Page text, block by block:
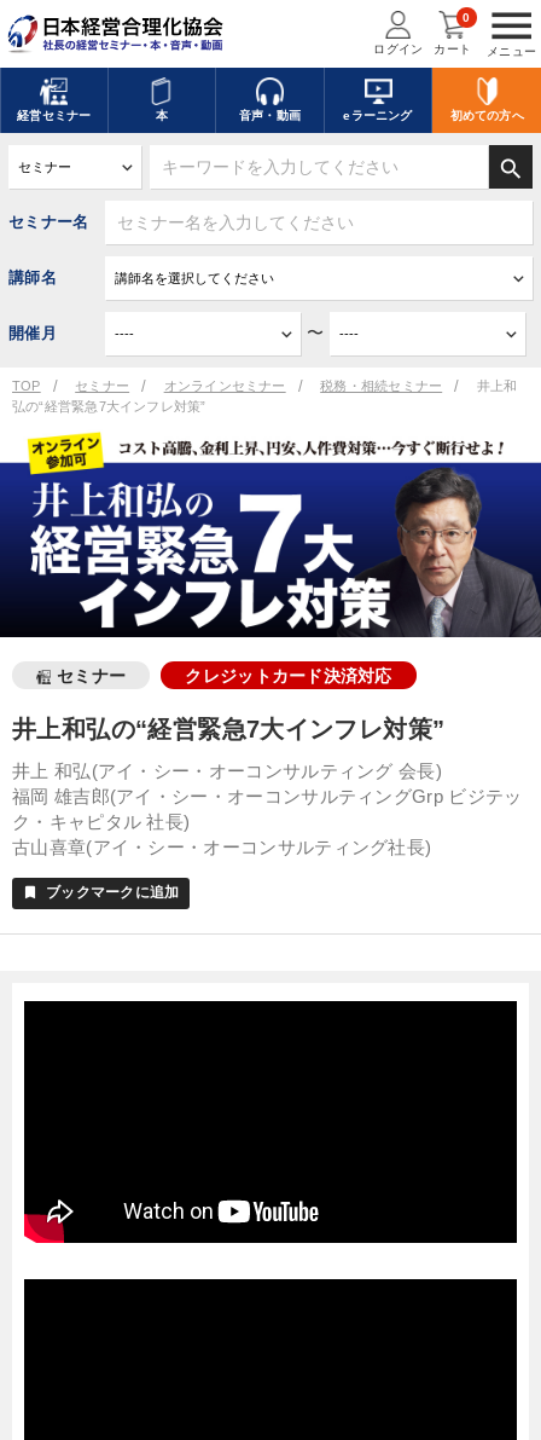
menu
メニュー
ログイン カート
0
経営セミナー 本 音声・動画 eラーニング 初めての方へ
search
セミナー名
講師名
開催月 〜
TOP セミナー オンラインセミナー 税務・相続セミナー
井上和
弘の“経営緊急7大インフレ対策”
セミナー クレジットカード決済対応
井上和弘の“経営緊急7大インフレ対策”
井上 和弘(アイ・シー・オーコンサルティング 会長)
福岡 雄吉郎(アイ・シー・オーコンサルティングGrp ビジテッ
ク・キャピタル 社長)
古山喜章(アイ・シー・オーコンサルティング社長)
bookmark ブックマークに追加